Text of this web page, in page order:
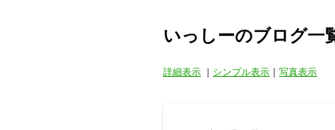
いっしーのブログ一
詳細表示 シンプル表示 写真表示